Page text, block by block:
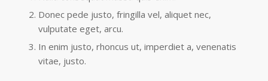
Donec pede justo, fringilla vel, aliquet nec,
vulputate eget, arcu.
In enim justo, rhoncus ut, imperdiet a, venenatis
vitae, justo.